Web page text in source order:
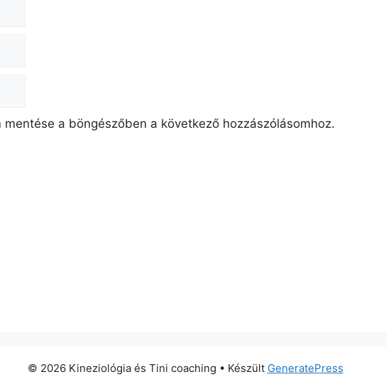
a böngészőben a következő hozzászólásomhoz.
© 2026 Kineziológia és Tini coaching • Készült GeneratePress